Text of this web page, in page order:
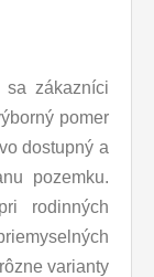
sa zákazníci
pomer
dostupný a
pozemku.
rodinných
varianty